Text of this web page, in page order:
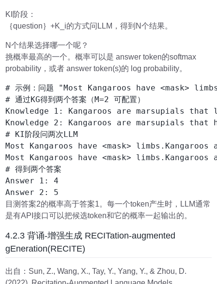
KI阶段：
｛question｝+K_i的方式问LLM，得到N个结果。
N个结果选择哪一个呢？
挑概率最高的一个。概率可以是 answer token的softmax
probability，或者 answer token(s)的 log probability。
# 示例：问题 "Most Kangaroos have <mask>
# 通过KG得到两个答案（M=2 可配置）
Knowledge 1: Kangaroos are marsupials
Knowledge 2: Kangaroos are marsupials that
# KI阶段问两次LLM
Most Kangaroos have <mask>
Most Kangaroos have <mask>
# 得到两个答案
Answer 1: 4
目测答案2的概率高于答案1。每一个token产生时，LLM通常
是有API接口可以把候选token和它的概率一起输出的。
4.2.3 背诵-增强生成 RECITation-augmented
gEneration(RECITE)
出自：Sun, Z., Wang, X., Tay, Y., Yang, Y., & Zhou, D.